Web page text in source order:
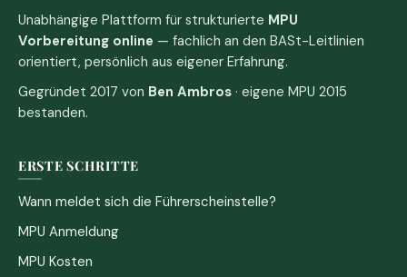
Unabhängige Plattform für strukturierte MPU
Vorbereitung online — fachlich an den BASt-Leitlinien
orientiert, persönlich aus eigener Erfahrung.
Gegründet 2017 von Ben Ambros · eigene MPU 2015
bestanden.
ERSTE SCHRITTE
Wann meldet sich die Führerscheinstelle?
MPU Anmeldung
MPU Kosten